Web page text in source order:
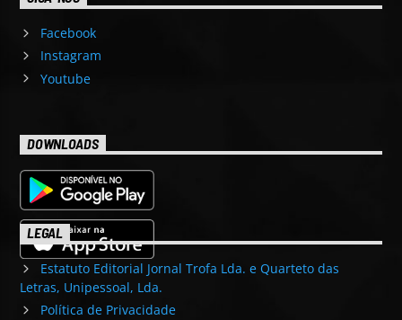
Facebook
Instagram
Youtube
DOWNLOADS
LEGAL
Estatuto Editorial Jornal Trofa Lda. e Quarteto das
Letras, Unipessoal, Lda.
Política de Privacidade